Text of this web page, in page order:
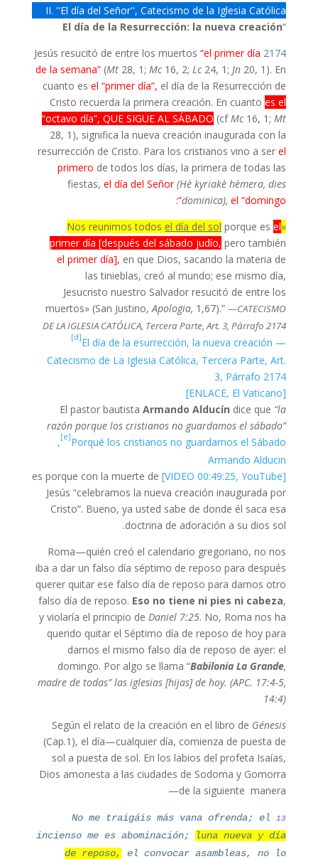
II. ''El día del Señor'', Catecismo de la Iglesia Católica
“
El día de la Resurrección: la nueva creación
2174
“el primer día
de la semana” (Mt 28, 1;Mc16, 2; Lc24, 1; Jn 20, 1). En
cuanto esel “primer día”, el día de la Resurrección de
Cristo recuerda la primera creación. En cuantoes el
“octavo día”, QUE SIGUE AL SÁBADO (cfMc16, 1;Mt
28, 1), significa la nueva creación inaugurada con la
resurrección de Cristo. Para los cristianos vino a serel
primero de todos los días, la primera de todas las
fiestas,el día del Señor(Hè kyriakè hèmera, dies
dominica), el “domingo”:
«Nos reunimos todos
el día del sol porque esel
primer día [después del sábado judío, pero también
el primer día], en que Dios, sacando la materia de
las tinieblas, creó al mundo; ese mismo día,
Jesucristo nuestro Salvador resucitó de entre los
muertos» (San Justino,Apologia, 1,67).”—CATECISMO
DE LA IGLESIA CATÓLICA, Tercera Parte, Art. 3, Párrafo 2174
[d]El día de la esurrección, la nueva creación —
Catecismo de La Iglesia Católica, Tercera Parte, Art.
3, Párrafo 2174
[ENLACE, El Vaticano]
El pastor bautistaArmando Alducín dice que “la
razón porque los cristianos no guardamos el sábado”
[e]Porqué los cristianos no guardamos el Sábado,
Armando Alducin
[VIDEO 00:49:25, YouTube]
es porque con la muerte de
Jesús “celebramos la nueva creación inaugurada por
Cristo”. Bueno, ya usted sabe de donde él saca esa
doctrina de adoración a su dios sol.
Roma—quién creó el calendario gregoriano, no nos
iba a dar un falso día séptimo de reposo para después
querer quitar ese falso día de reposo para darnos otro
falso día de reposo. Eso no tiene ni pies ni cabeza,
y violaría el principio deDaniel 7:25. No, Roma nos ha
querido quitar el Séptimo día de reposo de hoy para
darnos el mismo falso día de reposo de ayer: el
domingo. Por algo se llama “Babilonia La Grande,
madre de todas” las iglesias [hijas] de hoy. (APC. 17:4-5,
14:4)
Según el relato de la creación en el libro de Génesis
(Cap.1), el día—cualquier día, comienza de puesta de
sol a puesta de sol. En los labios del profeta Isaías,
Dios amonesta a las ciudades de Sodoma y Gomorra
de la siguiente manera—
No me traigáis más vana ofrenda; el
incienso me es abominación;
luna nueva y día
de reposo,
el convocar asambleas, no lo